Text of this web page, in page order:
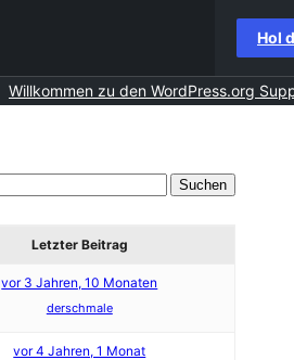
Hol
Willkommen zu den WordPress.org
Letzter Beitrag
vor 3 Jahren, 10 Monaten
derschmale
vor 4 Jahren, 1 Monat